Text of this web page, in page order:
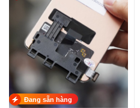
Đang sẵn hàng